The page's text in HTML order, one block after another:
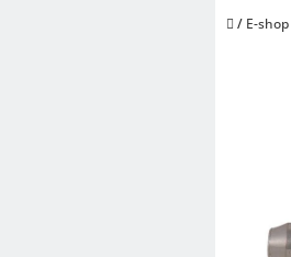
Domů
/ E-shop